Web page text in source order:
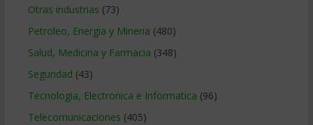
Otras industrias (73)
Petroleo, Energia y Mineria (480)
Salud, Medicina y Farmacia (348)
Seguridad (43)
Tecnologia, Electronica e Informatica (96)
Telecomunicaciones (405)